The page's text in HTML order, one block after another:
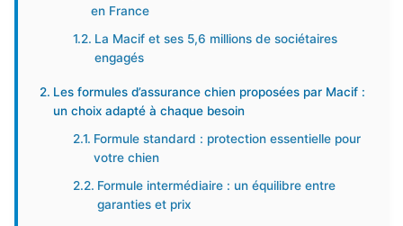
en France
La Macif et ses 5,6 millions de sociétaires
engagés
Les formules d’assurance chien proposées par Macif :
un choix adapté à chaque besoin
Formule standard : protection essentielle pour
votre chien
Formule intermédiaire : un équilibre entre
garanties et prix